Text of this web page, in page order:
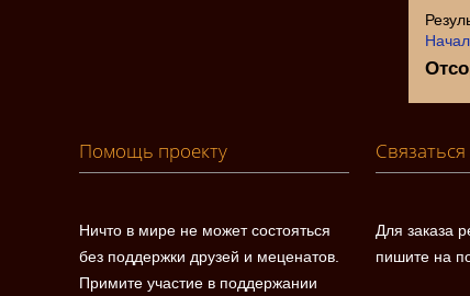
Помощь проекту
Ничто в мире не может состояться
без поддержки друзей и меценатов.
Примите участие в поддержании
Для заказа
пишите на